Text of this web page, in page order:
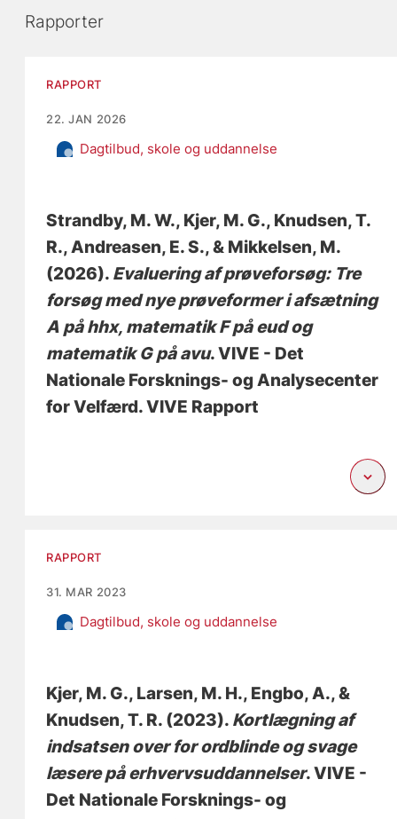
Rapporter
RAPPORT
22. JAN 2026
Dagtilbud, skole og uddannelse
Strandby, M. W., Kjer, M. G., Knudsen, T.
R., Andreasen, E. S., & Mikkelsen, M.
(2026). Evaluering af prøveforsøg: Tre
forsøg med nye prøveformer i afsætning
A på hhx, matematik F på eud og
matematik G på avu. VIVE - Det
Nationale Forsknings- og Analysecenter
for Velfærd. VIVE Rapport
RAPPORT
31. MAR 2023
Dagtilbud, skole og uddannelse
Kjer, M. G., Larsen, M. H., Engbo, A., &
Knudsen, T. R. (2023). Kortlægning af
indsatsen over for ordblinde og svage
læsere på erhvervsuddannelser. VIVE -
Det Nationale Forsknings- og